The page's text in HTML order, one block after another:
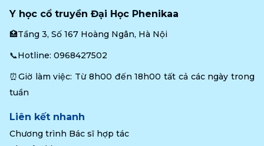
Y học cổ truyền Đại Học Phenikaa
🏥Tầng 3, Số 167 Hoàng Ngân, Hà Nội
📞Hotline: 0968427502
⏰Giờ làm việc: Từ 8h00 đến 18h00 tất cả các ngày trong
tuần
Liên kết nhanh
Chương trình Bác sĩ hợp tác